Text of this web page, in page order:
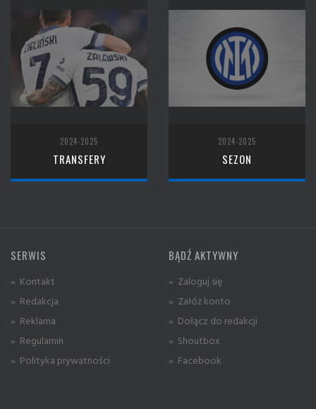
2024-2025
TRANSFERY
2024-2025
SEZON
SERWIS
» Kontakt
» Redakcja
» Reklama
» Regulamin
» Polityka prywatności
BĄDŹ AKTYWNY
» Zaloguj się
» Załóż konto
» Dołącz do redakcji
» Shoutbox
» Facebook